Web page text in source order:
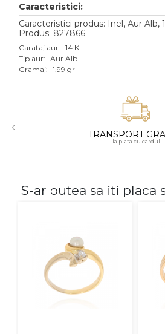
Aur alb
Aur roz
Aur mixt
18K
Caracteristici:
Caracteristici produs: Inel, Aur Alb,
Produs: 827866
Carataj aur: 14 K
Tip aur: Aur Alb
Gramaj: 1.99 gr
‹ TRANSPORT
la plata cu cardul
S-ar putea sa iti placa